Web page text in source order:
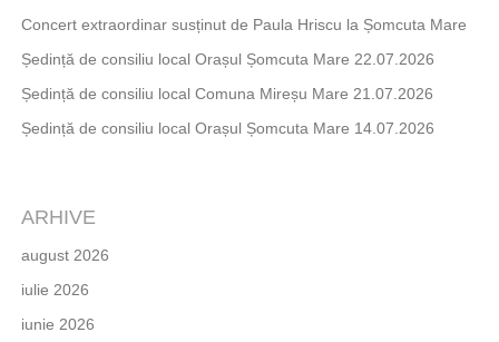
Concert extraordinar susținut de Paula Hriscu la Șomcuta Mare
Ședință de consiliu local Orașul Șomcuta Mare 22.07.2026
Ședință de consiliu local Comuna Mireșu Mare 21.07.2026
Ședință de consiliu local Orașul Șomcuta Mare 14.07.2026
ARHIVE
august 2026
iulie 2026
iunie 2026